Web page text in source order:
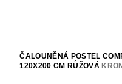
ČALOUNĚNÁ POSTEL
120X200 CM RŮŽOVÁ